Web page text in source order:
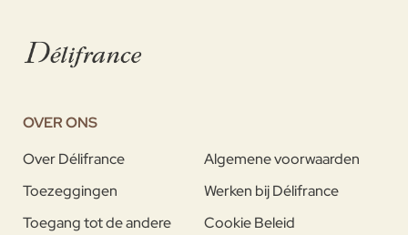
OVER ONS
Over Délifrance
Algemene voorwaarden
Toezeggingen
Werken bij Délifrance
Toegang tot de andere
Cookie Beleid